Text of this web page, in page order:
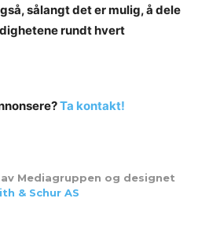
sålangt det er mulig, å dele
rundt hvert
Ta kontakt!
Mediagruppen og designet
& Schur AS